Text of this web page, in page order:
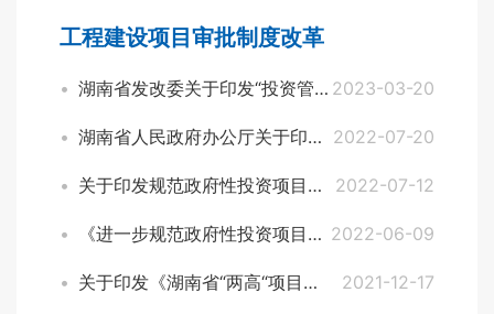
工程建设项目审批制度改革
湖南省发改委关于印发“投资管理五举措”的通知 2023-03-20
湖南省人民政府办公厅关于印发《进一步规范政府性投资项目决策和立项防范政府债务风险的管理办法》的通知 2022-07-20
关于印发规范政府性投资项目决策和立项管理配套文件标准模板的通知 2022-07-12
《进一步规范政府性投资项目决策和立项防范政府债务风险的管理办法》（全文） 2022-06-09
关于印发《湖南省“两高“项目管理目录》的通知 2021-12-17